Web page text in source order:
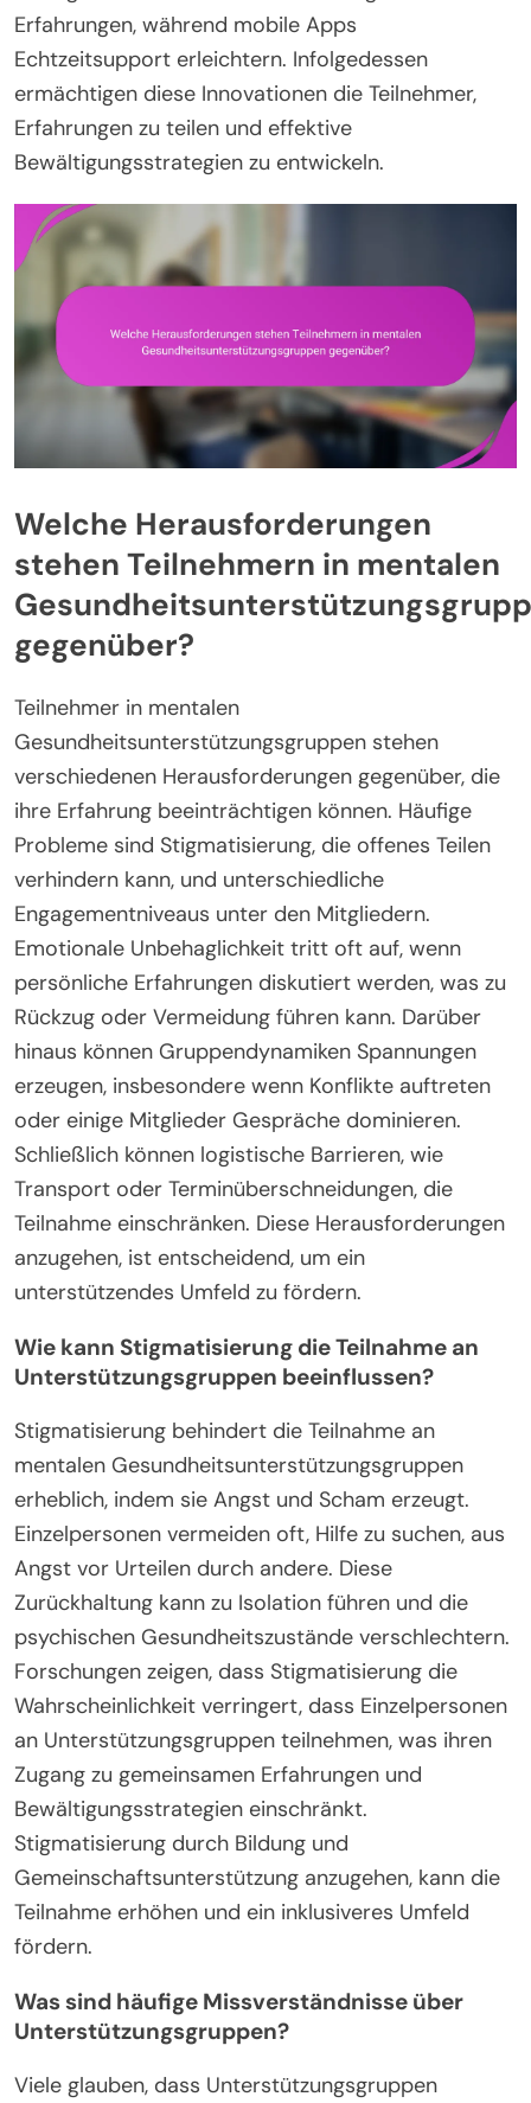
Erfahrungen, während mobile Apps
Echtzeitsupport erleichtern. Infolgedessen
ermächtigen diese Innovationen die Teilnehmer,
Erfahrungen zu teilen und effektive
Bewältigungsstrategien zu entwickeln.
Welche Herausforderungen
stehen Teilnehmern in mentalen
gegenüber?
Teilnehmer in mentalen
Gesundheitsunterstützungsgruppen stehen
verschiedenen Herausforderungen gegenüber, die
ihre Erfahrung beeinträchtigen können. Häufige
Probleme sind Stigmatisierung, die offenes Teilen
verhindern kann, und unterschiedliche
Engagementniveaus unter den Mitgliedern.
Emotionale Unbehaglichkeit tritt oft auf, wenn
persönliche Erfahrungen diskutiert werden, was zu
Rückzug oder Vermeidung führen kann. Darüber
hinaus können Gruppendynamiken Spannungen
erzeugen, insbesondere wenn Konflikte auftreten
oder einige Mitglieder Gespräche dominieren.
Schließlich können logistische Barrieren, wie
Transport oder Terminüberschneidungen, die
Teilnahme einschränken. Diese Herausforderungen
anzugehen, ist entscheidend, um ein
unterstützendes Umfeld zu fördern.
Wie kann Stigmatisierung die Teilnahme an
Unterstützungsgruppen beeinflussen?
Stigmatisierung behindert die Teilnahme an
mentalen Gesundheitsunterstützungsgruppen
erheblich, indem sie Angst und Scham erzeugt.
Einzelpersonen vermeiden oft, Hilfe zu suchen, aus
Angst vor Urteilen durch andere. Diese
Zurückhaltung kann zu Isolation führen und die
psychischen Gesundheitszustände verschlechtern.
Forschungen zeigen, dass Stigmatisierung die
Wahrscheinlichkeit verringert, dass Einzelpersonen
an Unterstützungsgruppen teilnehmen, was ihren
Zugang zu gemeinsamen Erfahrungen und
Bewältigungsstrategien einschränkt.
Stigmatisierung durch Bildung und
Gemeinschaftsunterstützung anzugehen, kann die
Teilnahme erhöhen und ein inklusiveres Umfeld
fördern.
Was sind häufige Missverständnisse über
Unterstützungsgruppen?
Viele glauben, dass Unterstützungsgruppen